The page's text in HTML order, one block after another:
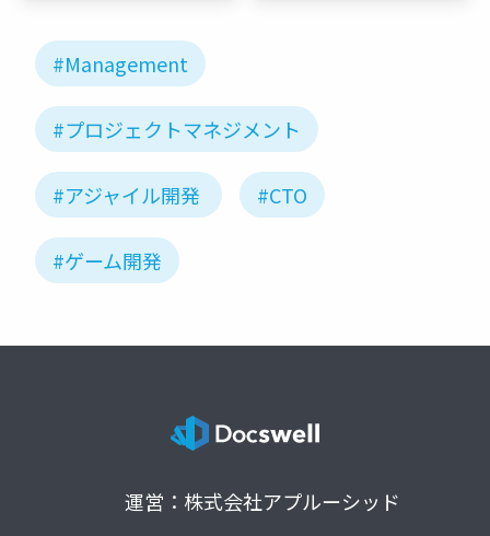
#Management
#プロジェクトマネジメント
#アジャイル開発 #CTO
#ゲーム開発
運営：株式会社アプルーシッド